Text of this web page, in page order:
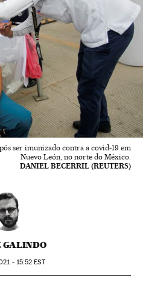
ser imunizado contra a covid-19 em
Nuevo León, no norte do México.
DANIEL BECERRIL (REUTERS)
GALINDO
- 15:52 EST